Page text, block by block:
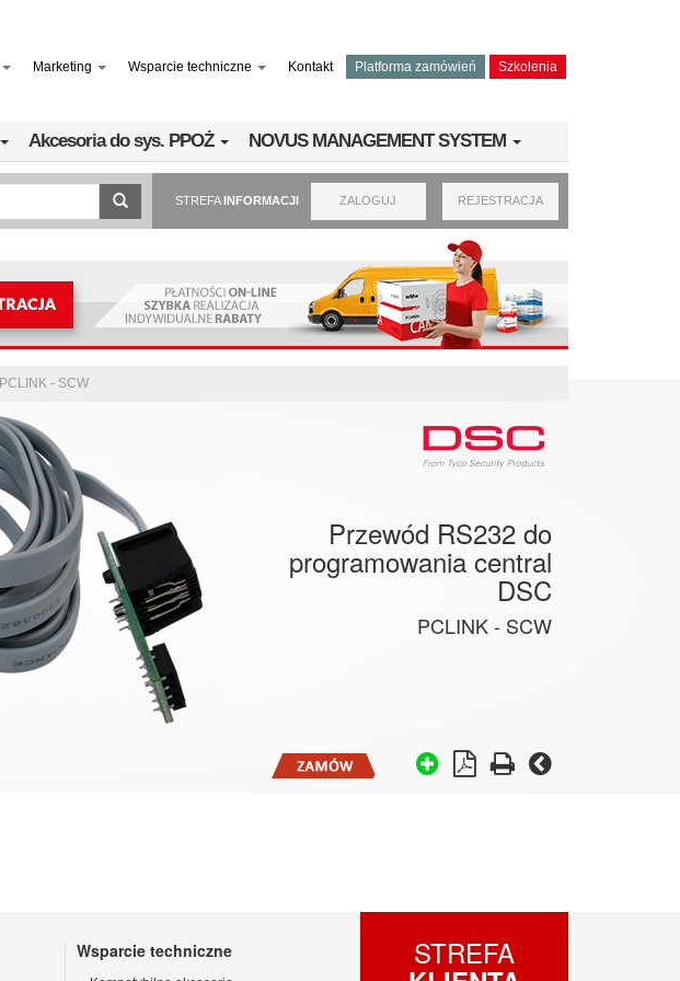
Marketing Wsparcie techniczne Kontakt Platforma zamówień Szkolenia
Akcesoria do sys. PPOŻ NOVUS MANAGEMENT SYSTEM
STREFAINFORMACJI ZALOGUJ REJESTRACJA
- SCW
Przewód RS232 do
programowania central
DSC
PCLINK - SCW
Wsparcie techniczne STREFA